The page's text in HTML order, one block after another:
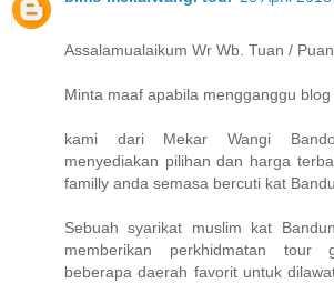
Assalamualaikum Wr Wb. Tuan /
Minta maaf apabila mengganggu blog
kami dari Mekar Wangi
menyediakan pilihan dan harga
familly anda semasa bercuti kat
Sebuah syarikat muslim kat
memberikan perkhidmatan tour
beberapa daerah favorit untuk